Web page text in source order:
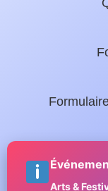
Arts &